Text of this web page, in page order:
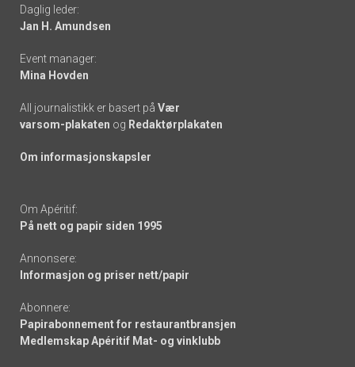
links
Daglig leder:
Jan H. Amundsen
Event manager:
Mina Hovden
All journalistikk er basert på Vær
varsom-plakaten og Redaktørplakaten
Om informasjonskapsler
Om Apéritif:
På nett og papir siden 1995
Annonsere:
Informasjon og priser nett/papir
Abonnere:
Papirabonnement for restaurantbransjen
Medlemskap Apéritif Mat- og vinklubb